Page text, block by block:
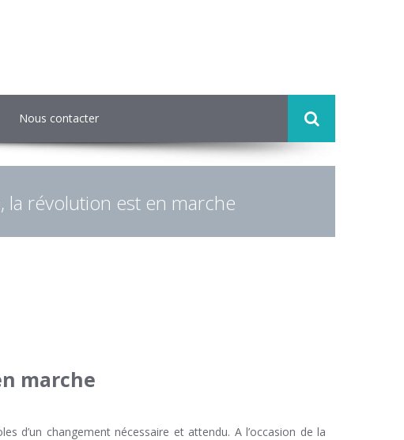
Nous contacter
la révolution est en marche
marche
d’un changement nécessaire et attendu. A l’occasion de la